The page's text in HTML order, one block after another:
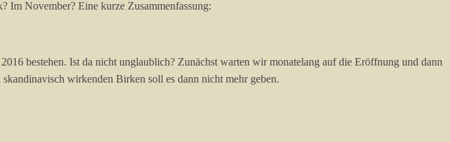
November? Eine kurze Zusammenfassung:
bestehen. Ist da nicht unglaublich? Zunächst warten wir monatelang auf die Eröffnung und dann
wirkenden Birken soll es dann nicht mehr geben.